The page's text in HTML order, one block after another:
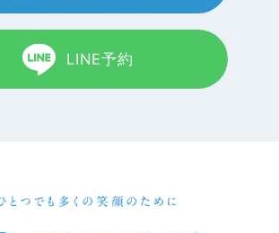
LINE予約